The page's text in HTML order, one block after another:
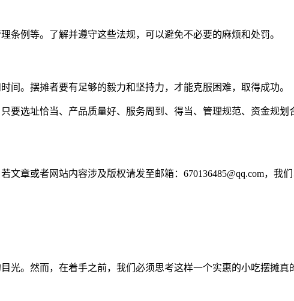
条例等。了解并遵守这些法规，可以避免不必要的麻烦和处罚。
间。摆摊者要有足够的毅力和坚持力，才能克服困难，取得成功。
要选址恰当、产品质量好、服务周到、得当、管理规范、资金规
章或者网站内容涉及版权请发至邮箱：670136485@qq.com，我
光。然而，在着手之前，我们必须思考这样一个实惠的小吃摆摊